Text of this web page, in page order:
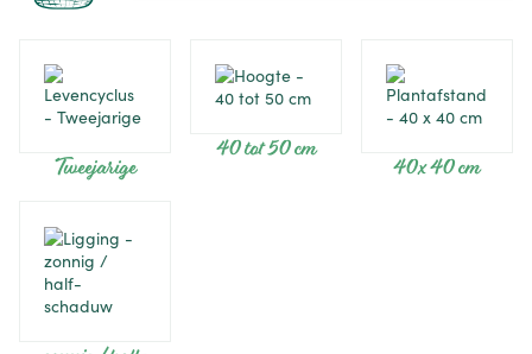
Tweejarige
40 tot 50 cm
40 x 40 cm